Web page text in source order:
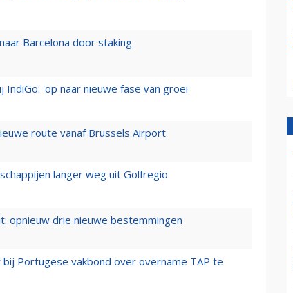
Barcelona door staking
'op naar nieuwe fase van groei'
route vanaf Brussels Airport
langer weg uit Golfregio
opnieuw drie nieuwe bestemmingen
Portugese vakbond over overname TAP te